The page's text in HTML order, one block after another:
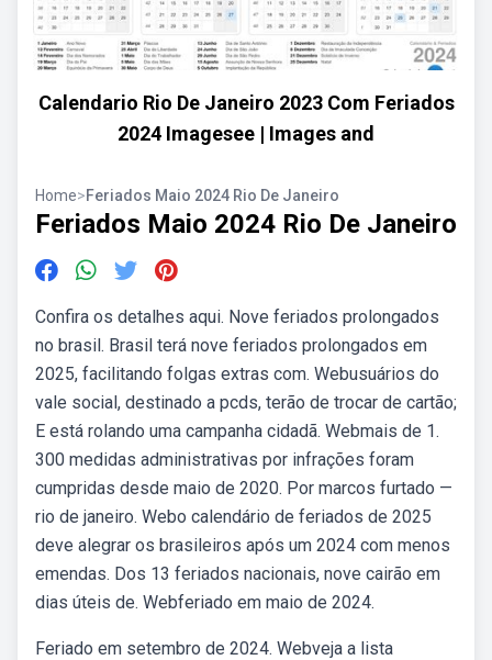
Calendario Rio De Janeiro 2023 Com Feriados
2024 Imagesee | Images and
Home>Feriados Maio 2024 Rio De Janeiro
Feriados Maio 2024 Rio De Janeiro
Confira os detalhes aqui. Nove feriados prolongados
no brasil. Brasil terá nove feriados prolongados em
2025, facilitando folgas extras com. Webusuários do
vale social, destinado a pcds, terão de trocar de cartão;
E está rolando uma campanha cidadã. Webmais de 1.
300 medidas administrativas por infrações foram
cumpridas desde maio de 2020. Por marcos furtado —
rio de janeiro. Webo calendário de feriados de 2025
deve alegrar os brasileiros após um 2024 com menos
emendas. Dos 13 feriados nacionais, nove cairão em
dias úteis de. Webferiado em maio de 2024.
Feriado em setembro de 2024. Webveja a lista